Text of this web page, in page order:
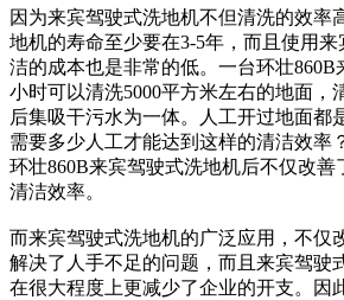
因为来宾驾驶式洗地机不但清洗的效率
地机的寿命至少要在3-5年，而且使用
洁的成本也是非常的低。一台环壮860B
小时可以清洗5000平方米左右的地面，
后集吸干污水为一体。人工开过地面都
需要多少人工才能达到这样的清洁效率
环壮860B来宾驾驶式洗地机后不仅改善
清洁效率。
而来宾驾驶式洗地机的广泛应用，不仅
解决了人手不足的问题，而且来宾驾驶
在很大程度上更减少了企业的开支。因